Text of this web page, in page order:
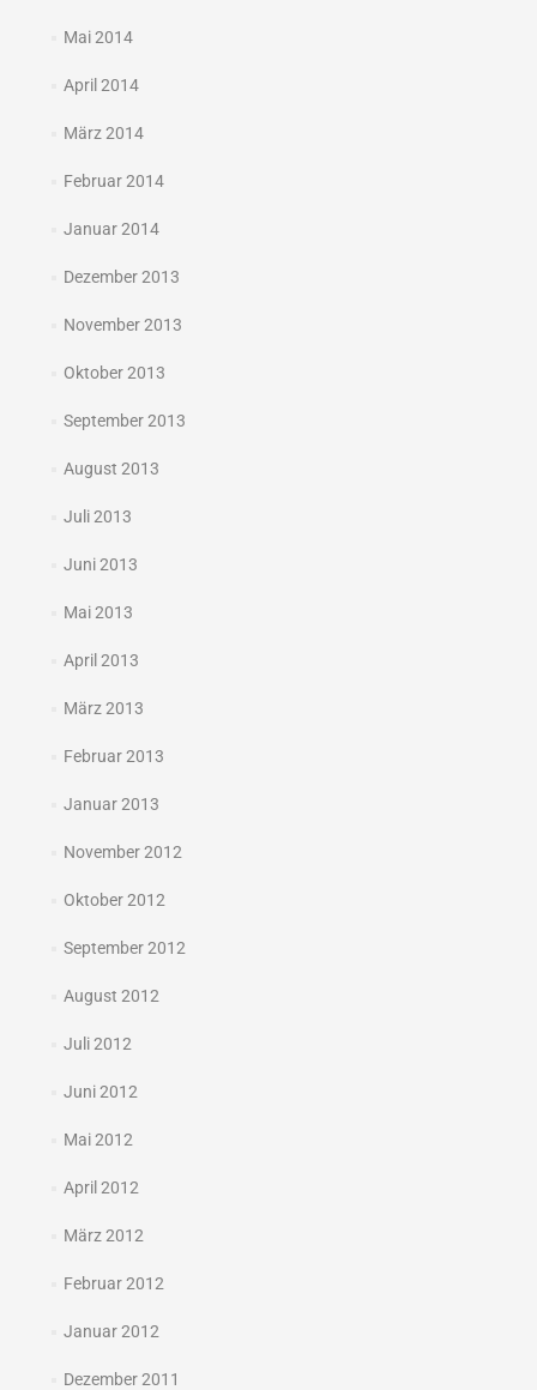
Mai 2014
April 2014
März 2014
Februar 2014
Januar 2014
Dezember 2013
November 2013
Oktober 2013
September 2013
August 2013
Juli 2013
Juni 2013
Mai 2013
April 2013
März 2013
Februar 2013
Januar 2013
November 2012
Oktober 2012
September 2012
August 2012
Juli 2012
Juni 2012
Mai 2012
April 2012
März 2012
Februar 2012
Januar 2012
Dezember 2011